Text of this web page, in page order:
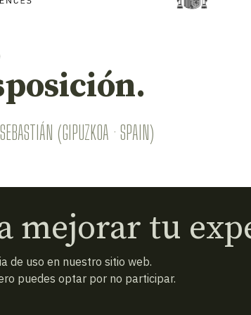
(GIPUZKOA · SPAIN)
mejorar tu
de uso en nuestro sitio web.
puedes optar por no participar.